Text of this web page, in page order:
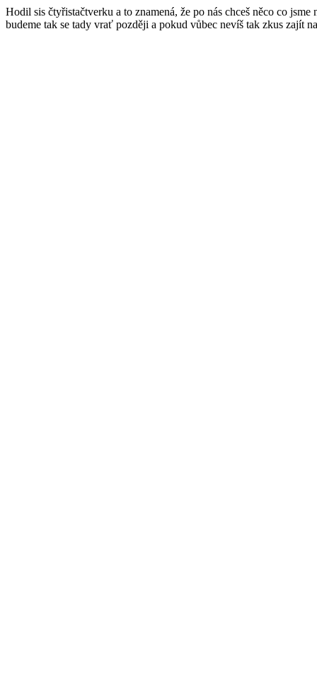
Hodil sis čtyřistačtverku a to znamená, že po nás chceš něco co
budeme tak se tady vrať později a pokud vůbec nevíš tak zkus zajít